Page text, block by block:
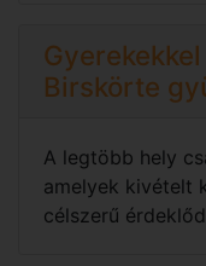
Birskörte
A legtöbb hely
amelyek kivételt
célszerű